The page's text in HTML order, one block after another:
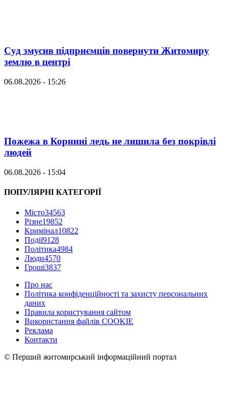
Суд змусив підприємців повернути Житомиру
землю в центрі
06.08.2026 - 15:26
Пожежа в Корнині ледь не лишила без покрівлі
людей
06.08.2026 - 15:04
ПОПУЛЯРНІ КАТЕГОРІЇ
Місто34563
Різне19852
Кримінал10822
Події9128
Політика4984
Люди4570
Гроші3837
Про нас
Політика конфіденційності та захисту персональних
даних
Правила користування сайтом
Використання файлів COOKIE
Реклама
Контакти
© Перший житомирський інформаційний портал